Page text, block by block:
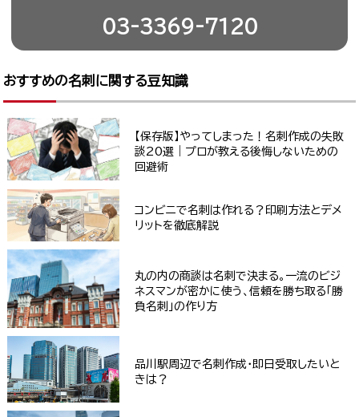
03-3369-7120
おすすめの名刺に関する豆知識
【保存版】やってしまった！名刺作成の失敗
談20選｜プロが教える後悔しないための
回避術
コンビニで名刺は作れる？印刷方法とデメ
リットを徹底解説
丸の内の商談は名刺で決まる。一流のビジ
ネスマンが密かに使う、信頼を勝ち取る「勝
負名刺」の作り方
品川駅周辺で名刺作成・即日受取したいと
きは？